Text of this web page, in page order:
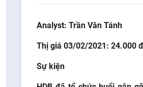
Analyst: Trần Văn Tánh
Thị giá 03/02/2021: 24.000
Sự kiện